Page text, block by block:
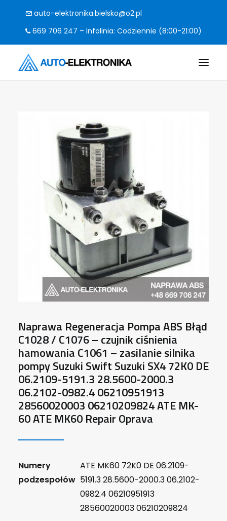
auto-elektronika.bielsko@o2.pl
669 706 247 – Infolinia: Codziennie (8:00-21:00)
POMPY I STEROWNIKI
CO NAPRAWIAMY?
KODY BŁĘDÓW
KONTAKT
Naprawa Regeneracja Pompa ABS Błąd
C1028 / C1076 – czujnik ciśnienia
hamowania C1061 – zasilanie silnika
pompy Suzuki Swift Suzuki SX4 72K0 DE
06.2109-5191.3 28.5600-2000.3
06.2102-0982.4 06210951913
28560020003 06210209824 ATE MK-
60 ATE MK60 Repair Oprava
Numery
podzespołów
ATE MK60 72K0 DE 06.2109-
5191.3 28.5600-2000.3 06.2102-
0982.4 06210951913
28560020003 06210209824